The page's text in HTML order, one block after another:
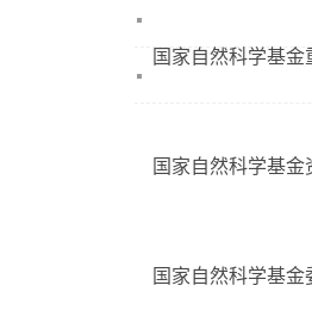
国家自然科学基
国家自然科学基
国家自然科学基金